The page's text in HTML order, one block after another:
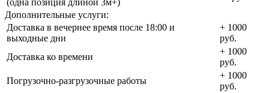
(одна позиция длиной 3м+)
Дополнительные услуги:
Доставка в вечернее время после 18:00 и
выходные дни
+ 1000
руб.
Доставка ко времени
+ 1000
руб.
Погрузочно-разгрузочные работы
+ 1000
руб.